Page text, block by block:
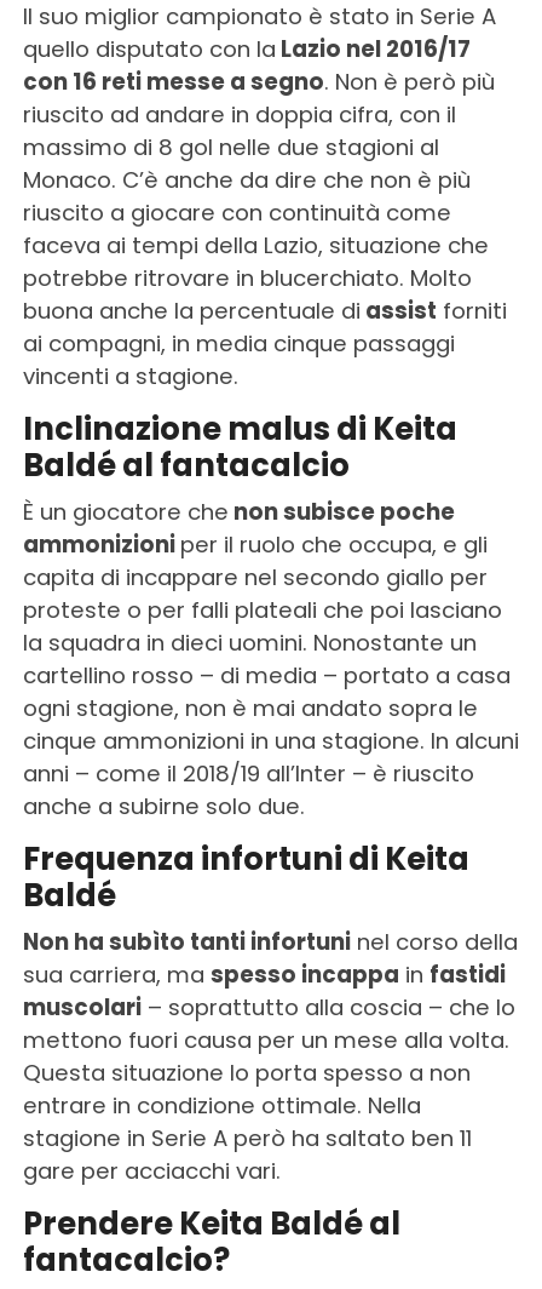
Il suo miglior campionato è stato in Serie A
quello disputato con la Lazio nel 2016/17
con 16 reti messe a segno. Non è però più
riuscito ad andare in doppia cifra, con il
massimo di 8 gol nelle due stagioni al
Monaco. C’è anche da dire che non è più
riuscito a giocare con continuità come
faceva ai tempi della Lazio, situazione che
potrebbe ritrovare in blucerchiato. Molto
buona anche la percentuale di assist forniti
ai compagni, in media cinque passaggi
vincenti a stagione.
Inclinazione malus di Keita
Baldé al fantacalcio
È un giocatore che non subisce poche
ammonizioni per il ruolo che occupa, e gli
capita di incappare nel secondo giallo per
proteste o per falli plateali che poi lasciano
la squadra in dieci uomini. Nonostante un
cartellino rosso – di media – portato a casa
ogni stagione, non è mai andato sopra le
cinque ammonizioni in una stagione. In alcuni
anni – come il 2018/19 all’Inter – è riuscito
anche a subirne solo due.
Frequenza infortuni di Keita
Baldé
Non ha subìto tanti infortuninel corso della
sua carriera, ma spesso incappa in fastidi
muscolari– soprattutto alla coscia – che lo
mettono fuori causa per un mese alla volta.
Questa situazione lo porta spesso a non
entrare in condizione ottimale. Nella
stagione in Serie A però ha saltato ben 11
gare per acciacchi vari.
Prendere Keita Baldé al
fantacalcio?